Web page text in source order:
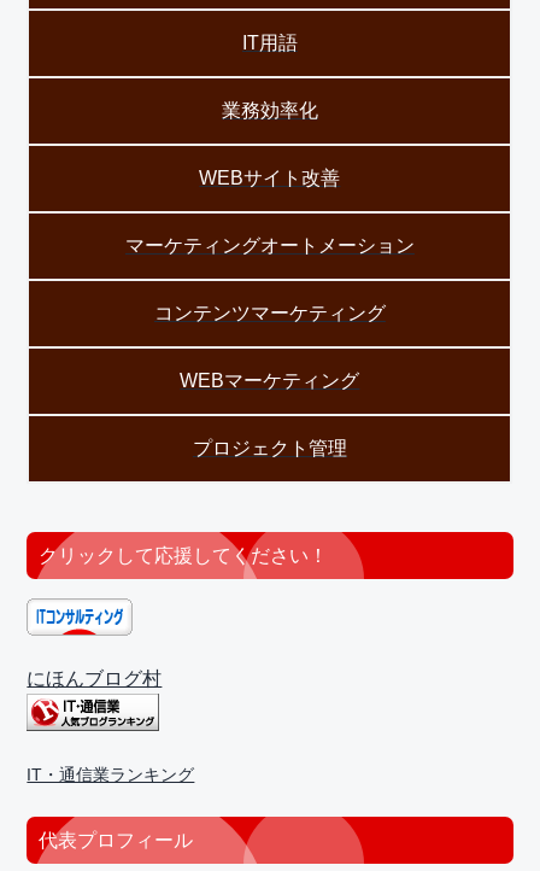
IT用語
業務効率化
WEBサイト改善
マーケティングオートメーション
コンテンツマーケティング
WEBマーケティング
プロジェクト管理
クリックして応援してください！
にほんブログ村
IT・通信業ランキング
代表プロフィール